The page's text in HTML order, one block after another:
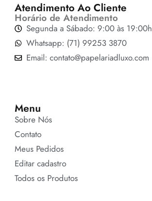
Atendimento Ao Cliente
Horário de Atendimento
Segunda a Sábado: 9:00 às 19:00h
Whatsapp: (71) 99253 3870
Email: contato@papelariadluxo.com
Menu
Sobre Nós
Contato
Meus Pedidos
Editar cadastro
Todos os Produtos